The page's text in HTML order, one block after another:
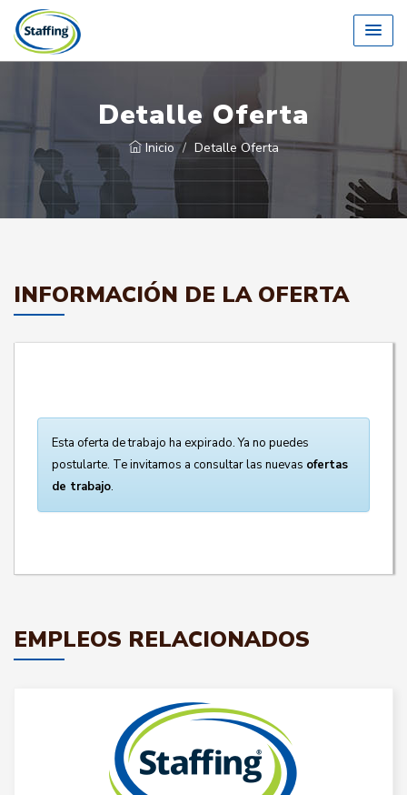
Detalle Oferta
Inicio Detalle Oferta
INFORMACIÓN DE LA OFERTA
Esta oferta de trabajo ha expirado. Ya no puedes
postularte. Te invitamos a consultar las nuevas ofertas
de trabajo.
EMPLEOS RELACIONADOS